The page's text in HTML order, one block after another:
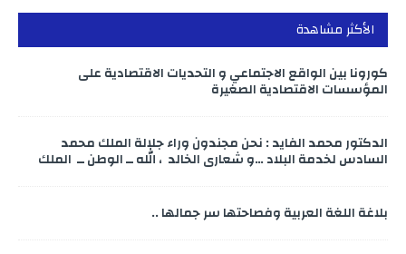
الأكثر مشاهدة
كورونا بين الواقع الاجتماعي و التحديات الاقتصادية على
المؤسسات الاقتصادية الصغيرة
الدكتور محمد الفايد : نحن مجندون وراء جلالة الملك محمد
السادس لخدمة البلاد …و شعاري الخالد ، الله ــ الوطن ــ الملك
بلاغة اللغة العربية وفصاحتها سر جمالها ..